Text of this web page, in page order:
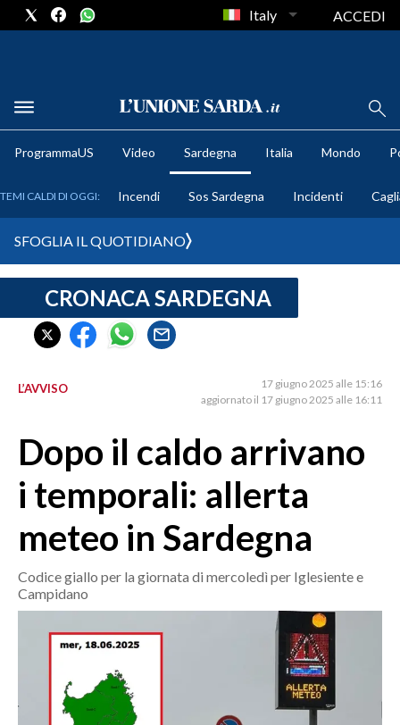
METEO
CRONACA SARDEGNA
CAGLIARI
SULCIS IGLESIENTE
SASSARI E PROVINCIA
GALLURA
NUORO E PROVINCIA
OGLIASTRA
CRONACA
ITALIA
POLITICA
Italy ACCEDI
ProgrammaUS Video Sardegna Italia Mondo
TEMI CALDI DI OGGI: Incendi Sos Sardegna Incidenti
SFOGLIA IL QUOTIDIANO
CRONACA SARDEGNA
L’AVVISO
17 giugno 2025 alle 15:16
aggiornato il 17 giugno 2025 alle 16:11
Dopo il caldo arrivano
i temporali: allerta
meteo in Sardegna
Codice giallo per la giornata di mercoledì per Iglesiente e
Campidano